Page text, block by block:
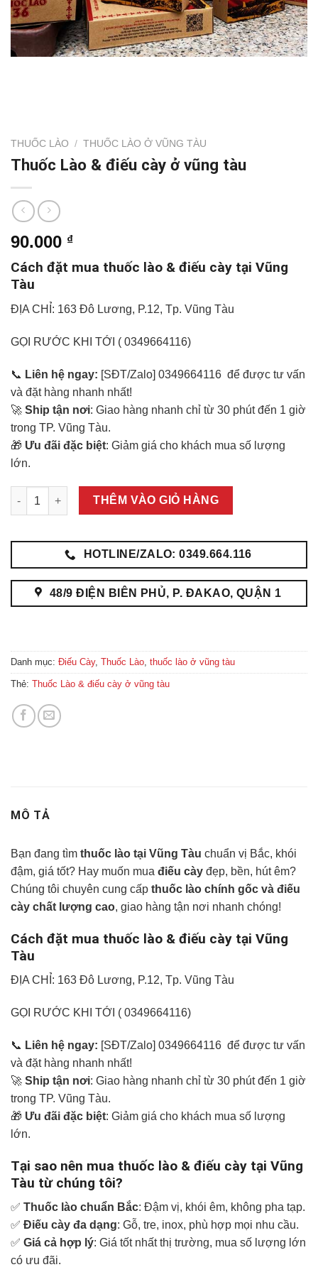
THUỐC LÀO / THUỐC LÀO Ở VŨNG TÀU
Thuốc Lào & điếu cày ở vũng tàu
90.000 ₫
Cách đặt mua thuốc lào & điếu cày tại Vũng
Tàu
ĐỊA CHỈ: 163 Đô Lương, P.12, Tp. Vũng Tàu
GỌI RƯỚC KHI TỚI ( 0349664116)
📞 Liên hệ ngay: [SĐT/Zalo] 0349664116 để được tư vấn
và đặt hàng nhanh nhất!
🚀 Ship tận nơi: Giao hàng nhanh chỉ từ 30 phút đến 1 giờ
trong TP. Vũng Tàu.
🎁 Ưu đãi đặc biệt: Giảm giá cho khách mua số lượng
lớn.
Thuốc Lào & điếu cày ở vũng tàu số lượng
THÊM VÀO GIỎ HÀNG
HOTLINE/ZALO: 0349.664.116
48/9 ĐIỆN BIÊN PHỦ, P. ĐAKAO, QUẬN 1
Danh mục: Điếu Cày, Thuốc Lào thuốc lào ở vũng tàu
Thẻ: Thuốc Lào & điếu cày ở vũng tàu
MÔ TẢ
Bạn đang tìm thuốc lào tại Vũng Tàu chuẩn vị Bắc, khói
đậm, giá tốt? Hay muốn mua điếu cày đẹp, bền, hút êm?
Chúng tôi chuyên cung cấp thuốc lào chính gốc và điếu
cày chất lượng cao, giao hàng tận nơi nhanh chóng!
Cách đặt mua thuốc lào & điếu cày tại Vũng
Tàu
ĐỊA CHỈ: 163 Đô Lương, P.12, Tp. Vũng Tàu
GỌI RƯỚC KHI TỚI ( 0349664116)
📞 Liên hệ ngay: [SĐT/Zalo] 0349664116 để được tư vấn
và đặt hàng nhanh nhất!
🚀 Ship tận nơi: Giao hàng nhanh chỉ từ 30 phút đến 1 giờ
trong TP. Vũng Tàu.
🎁 Ưu đãi đặc biệt: Giảm giá cho khách mua số lượng
lớn.
Tại sao nên mua thuốc lào & điếu cày tại Vũng
Tàu từ chúng tôi?
✅ Thuốc lào chuẩn Bắc: Đậm vị, khói êm, không pha tạp.
✅ Điếu cày đa dạng: Gỗ, tre, inox, phù hợp mọi nhu cầu.
✅ Giá cả hợp lý: Giá tốt nhất thị trường, mua số lượng lớn
có ưu đãi.